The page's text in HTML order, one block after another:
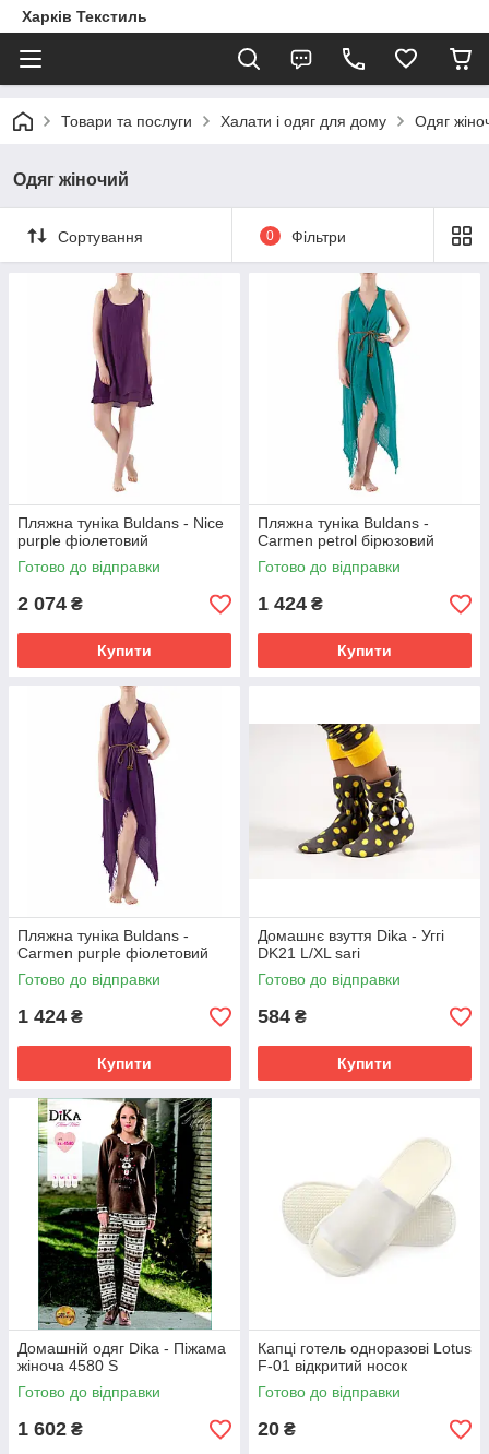
Харків Текстиль
Товари та послуги Халати і одяг для дому Одяг
Одяг жіночий
Сортування 0 Фільтри
Пляжна туніка Buldans - Nice
purple фіолетовий
Готово до відправки
2 074 ₴
Купити
Пляжна туніка Buldans -
Carmen petrol бірюзовий
Готово до відправки
1 424 ₴
Купити
Пляжна туніка Buldans -
Carmen purple фіолетовий
Готово до відправки
1 424 ₴
Купити
Домашнє взуття Dika - Уггі
DK21 L/XL sari
Готово до відправки
584 ₴
Купити
Домашній одяг Dika - Піжама
жіноча 4580 S
Готово до відправки
1 602 ₴
Капці готель одноразові Lotus
F-01 відкритий носок
Готово до відправки
20 ₴